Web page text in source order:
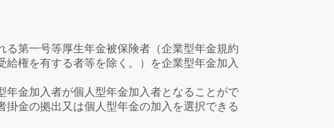
第一号等厚生年金被保険者（企業型年金規約
権を有する者等を除く。）を企業型年金加入
金加入者が個人型年金加入者となることがで
金の拠出又は個人型年金の加入を選択できる